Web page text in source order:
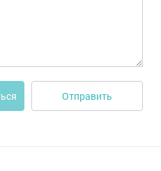
Отправить